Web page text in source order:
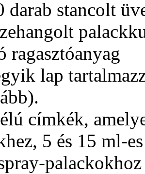
darab stancolt
ragasztóanyag
lap
címkék,
5 és 15 ml-